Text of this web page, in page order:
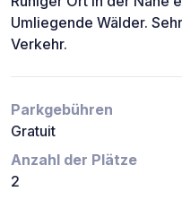
Umliegende Wälder.
Verkehr.
Parkgebühren
Gratuit
Anzahl der Plätze
2